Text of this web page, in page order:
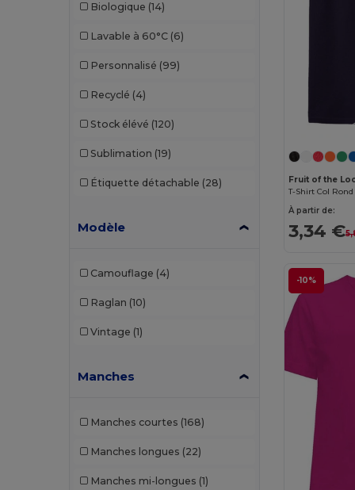
Biologique (14)
Lavable à 60°C (6)
Personnalisé (99)
Recyclé (4)
Stock élévé (120)
Sublimation (19)
Étiquette détachable (28)
Modèle
Camouflage (4)
Raglan (10)
Vintage (1)
Manches
Manches courtes (168)
Manches longues (22)
Manches mi-longues (1)
Fruit of the
T-Shirt Col
À partir de:
3,34 €
-10%